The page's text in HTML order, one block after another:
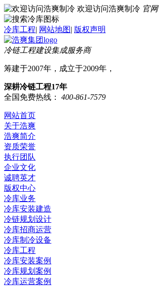
欢迎访问浩爽制冷 官网
冷库工程| 网站地图| 版权声明
冷链工程建设集成服务商
筹建于2007年，成立于2009年，
深耕冷链工程17年
全国免费热线：
400-861-7579
网站首页
关于浩爽
浩爽简介
资质荣誉
执行团队
企业文化
诚聘英才
版权中心
冷库业务
冷库安装建造
冷链规划设计
冷库招商运营
冷库制冷设备
冷库工程
冷库安装案例
冷库规划案例
冷库运营案例